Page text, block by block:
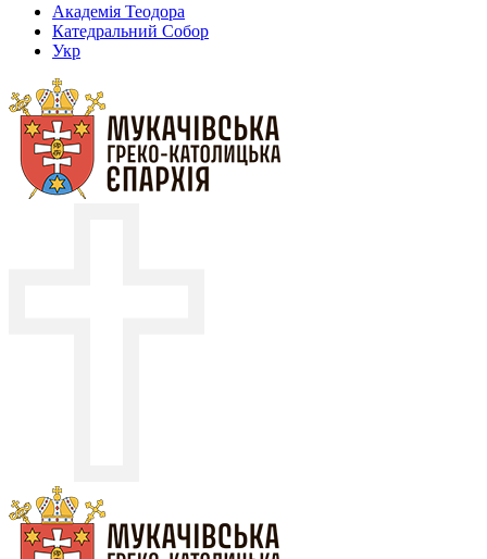
Академія Теодора
Катедральний Собор
Укр